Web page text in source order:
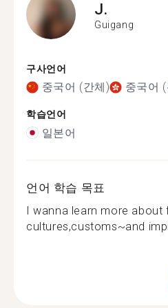
J.
Guigang
구사언어
중국어 (간체) 중국어
학습언어
일본어
언어 학습 목표
I wanna learn more about
cultures,customs~and